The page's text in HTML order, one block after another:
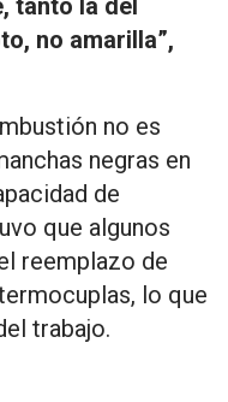
tanto la del
no amarilla”,
no es
negras en
de
que algunos
reemplazo de
lo que
trabajo.